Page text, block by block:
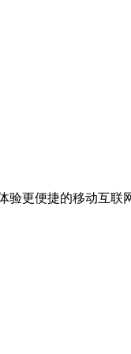
验更便捷的移动互联